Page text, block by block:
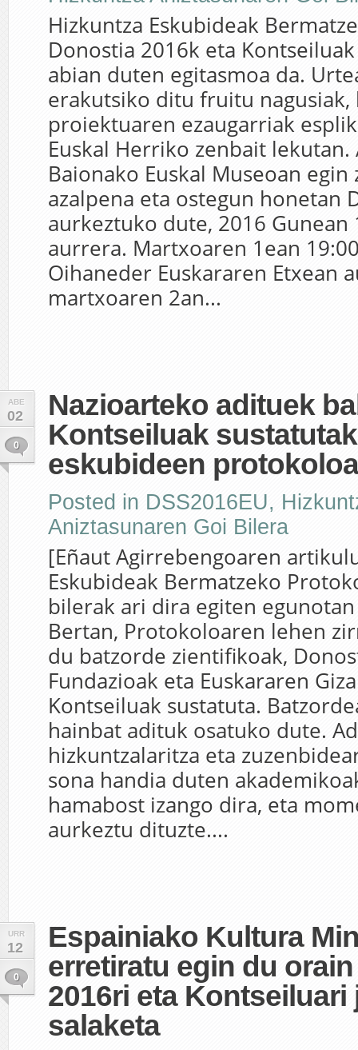
Hizkuntza Eskubideak
Donostia 2016k eta
abian duten egitasmoa da.
erakutsiko ditu fruitu nagusiak,
proiektuaren ezaugarriak
Euskal Herriko zenbait lekutan.
Baionako Euskal Museoan
azalpena eta ostegun honetan
aurkeztuko dute, 2016 Gunean
aurrera. Martxoaren 1ean
Oihaneder Euskararen Etxean
martxoaren 2an...
ABE
02
0
Nazioarteko adituek
Kontseiluak
eskubideen protokoloa
Posted in DSS2016EU,
Aniztasunaren Goi Bilera
[Eñaut Agirrebengoaren
Eskubideak Bermatzeko
bilerak ari dira egiten
Bertan, Protokoloaren lehen
du batzorde zientifikoak,
Fundazioak eta Euskararen
Kontseiluak sustatuta.
hainbat adituk osatuko dute.
hizkuntzalaritza eta
sona handia duten
hamabost izango dira, eta
aurkeztu dituzte....
URR
12
0
Espainiako Kultura
erretiratu egin du
2016ri eta Kontseiluari
salaketa